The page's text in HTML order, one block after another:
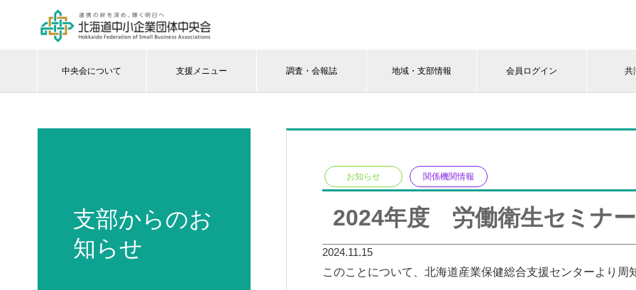
中央会について 支援メニュー 調査・会報誌 地域・支部情報 会員ログイン 共
支部からのお
知らせ
お知らせ 関係機関情報
2024年度 労働衛生セミナ
2024.11.15
このことについて、北海道産業保健総合支援センターより